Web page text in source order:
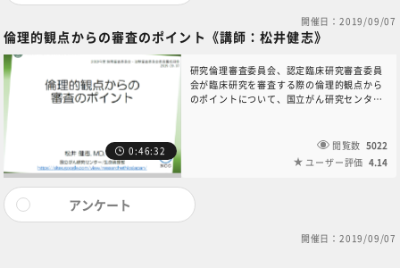
開催日：2019/09/07
倫理的観点からの審査のポイント《講師：松井健志》
0:46:32
研究倫理審査委員会、認定臨床研究審査委員
会が臨床研究を審査する際の倫理的観点から
のポイントについて、国立がん研究センター
の目的と役割、リスク・ベネフィット評価、
インフォームド・コンセントについて詳しく
閲覧数 5022
ユーザー評価 4.14
アンケート
開催日：2019/09/07